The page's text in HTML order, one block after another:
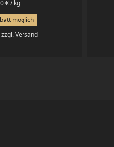
€ / kg
möglich
Versand